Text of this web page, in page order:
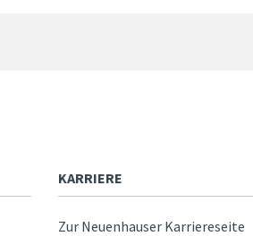
KARRIERE
Zur Neuenhauser Karriereseite